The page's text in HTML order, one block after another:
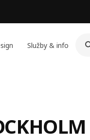
Služby & info